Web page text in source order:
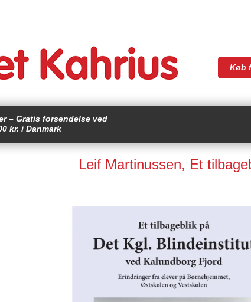
Køb
– Gratis forsendelse ved
kr. i Danmark
Leif Martinussen, Et